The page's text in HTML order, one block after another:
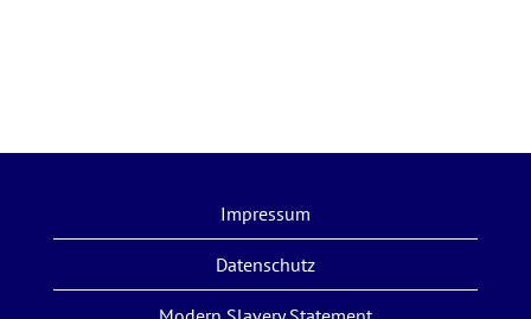
Impressum
Datenschutz